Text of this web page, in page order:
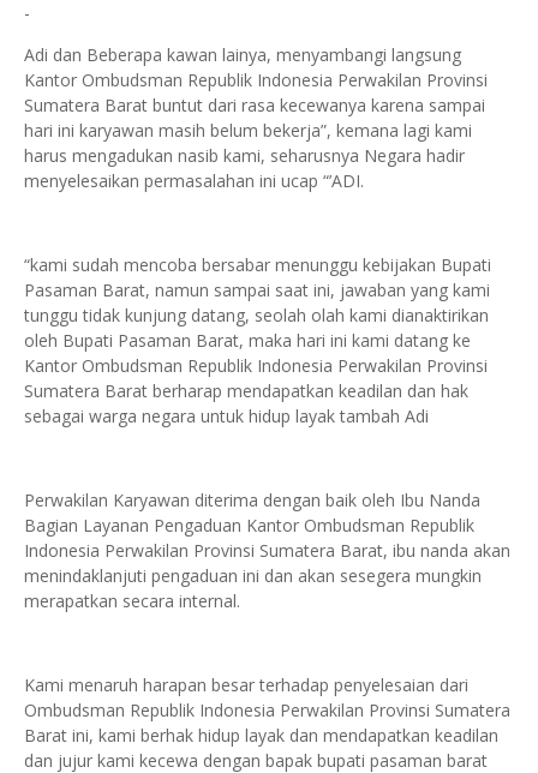
-
Adi dan Beberapa kawan lainya, menyambangi langsung
Kantor Ombudsman Republik Indonesia Perwakilan Provinsi
Sumatera Barat buntut dari rasa kecewanya karena sampai
hari ini karyawan masih belum bekerja”, kemana lagi kami
harus mengadukan nasib kami, seharusnya Negara hadir
menyelesaikan permasalahan ini ucap “’ADI.
“kami sudah mencoba bersabar menunggu kebijakan Bupati
Pasaman Barat, namun sampai saat ini, jawaban yang kami
tunggu tidak kunjung datang, seolah olah kami dianaktirikan
oleh Bupati Pasaman Barat, maka hari ini kami datang ke
Kantor Ombudsman Republik Indonesia Perwakilan Provinsi
Sumatera Barat berharap mendapatkan keadilan dan hak
sebagai warga negara untuk hidup layak tambah Adi
Perwakilan Karyawan diterima dengan baik oleh Ibu Nanda
Bagian Layanan Pengaduan Kantor Ombudsman Republik
Indonesia Perwakilan Provinsi Sumatera Barat, ibu nanda akan
menindaklanjuti pengaduan ini dan akan sesegera mungkin
merapatkan secara internal.
Kami menaruh harapan besar terhadap penyelesaian dari
Ombudsman Republik Indonesia Perwakilan Provinsi Sumatera
Barat ini, kami berhak hidup layak dan mendapatkan keadilan
dan jujur kami kecewa dengan bapak bupati pasaman barat